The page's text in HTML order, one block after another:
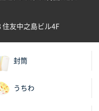
が残っている点が良か
住友中之島ビル4F
封筒
うちわ